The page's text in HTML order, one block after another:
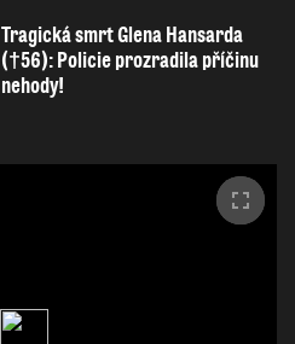
Tragická smrt Glena Hansarda
(†56): Policie prozradila příčinu
nehody!